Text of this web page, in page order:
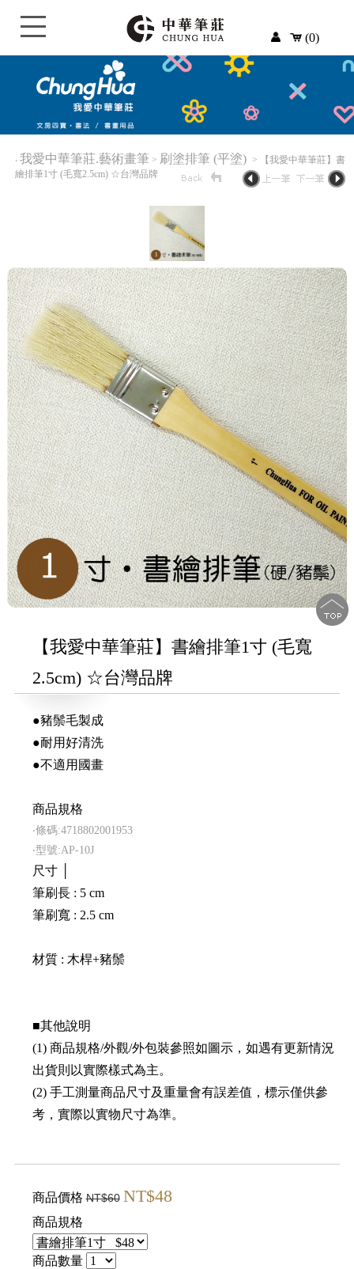
(0)
‧ 我愛中華筆莊.藝術畫筆 > 刷塗排筆 (平塗) > 【我愛中華筆莊】書
繪排筆1寸 (毛寬2.5cm) ☆台灣品牌
【我愛中華筆莊】書繪排筆1寸 (毛寬
2.5cm) ☆台灣品牌
●豬鬃毛製成
●耐用好清洗
●不適用國畫
商品規格
‧條碼:4718802001953
‧型號:AP-10J
尺寸 │
筆刷長 : 5 cm
筆刷寬 : 2.5 cm
材質 : 木桿+豬鬃
■其他說明
(1) 商品規格/外觀/外包裝參照如圖示，如遇有更新情況
出貨則以實際樣式為主。
(2) 手工測量商品尺寸及重量會有誤差值，標示僅供參
考，實際以實物尺寸為準。
商品價格NT$60 NT$48
商品規格
商品數量